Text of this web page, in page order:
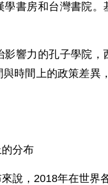
學書房和台灣書院
響力的孔子學院
時間上的政策差異
分布
說，2018年在世界